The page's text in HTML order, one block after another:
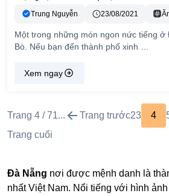
Trung Nguyễn 23/08/2021
Một trong những món ngon nức tiếng ở
Bò. Nếu bạn đến thành phố xinh …
Xem ngay
Trang 4 / 71... Trang trước23 4
Trang cuối
Đà Nẵng nơi được mệnh danh là
nhất Việt Nam. Nổi tiếng với hình